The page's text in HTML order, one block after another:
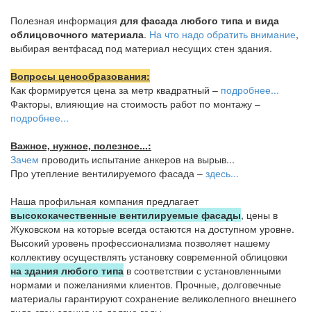
Полезная информация для фасада любого типа и вида
облицовочного материала. На что надо обратить внимание,
выбирая вентфасад под материал несущих стен здания.
Вопросы ценообразования:
Как формируется цена за метр квадратный – подробнее...
Факторы, влияющие на стоимость работ по монтажу –
подробнее...
Важное, нужное, полезное...:
Зачем проводить испытание анкеров на вырыв...
Про утепление вентилируемого фасада – здесь...
Наша профильная компания предлагает
высококачественные вентилируемые фасады, цены в
Жуковском на которые всегда остаются на доступном уровне.
Высокий уровень профессионализма позволяет нашему
коллективу осуществлять установку современной облицовки
на здания любого типа в соответствии с установленными
нормами и пожеланиями клиентов. Прочные, долговечные
материалы гарантируют сохранение великолепного внешнего